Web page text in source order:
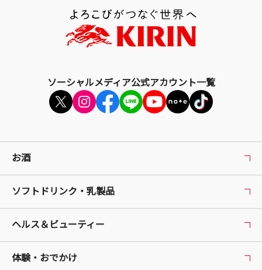
ソーシャルメディア公式アカウント一覧
お酒
ソフトドリンク・乳製品
ヘルス＆ビューティー
体験・おでかけ